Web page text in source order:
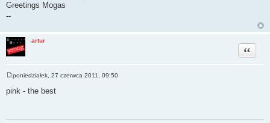
Greetings Mogas
--
artur
Cytuj
P
s
poniedziałek, 27 czerwca 2011, 09:50
pink - the best